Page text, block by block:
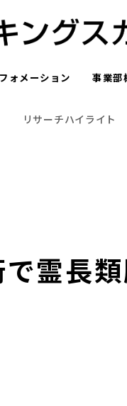
ォメーション 事業部
リサーチハイライト
霊長